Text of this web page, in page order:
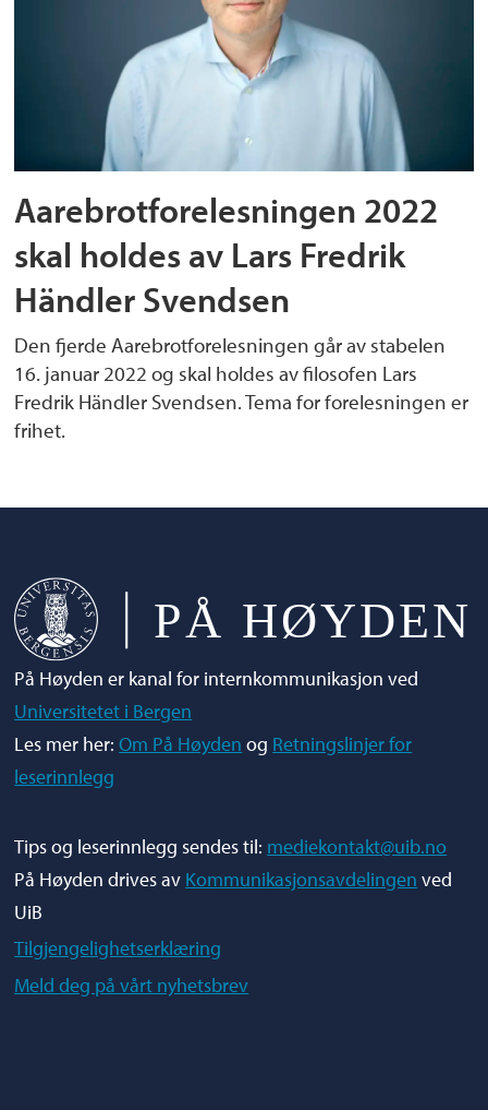
Aarebrotforelesningen 2022
skal holdes av Lars Fredrik
Händler Svendsen
Den fjerde Aarebrotforelesningen går av stabelen
16. januar 2022 og skal holdes av filosofen Lars
Fredrik Händler Svendsen. Tema for forelesningen er
frihet.
På Høyden er kanal for internkommunikasjon ved
Universitetet i Bergen
Les mer her:Om På Høyden og Retningslinjer for
leserinnlegg
Tips og leserinnlegg sendes til: mediekontakt@uib.no
På Høyden drives av Kommunikasjonsavdelingen ved
UiB
Tilgjengelighetserklæring
Meld deg på vårt nyhetsbrev